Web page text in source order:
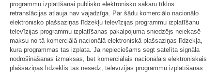
programmu izplatīšanai publisko elektronisko sakaru tīklos
retranslācijas atļauja nav vajadzīga. Par šādu komerciālo nacionālo
elektronisko plašsaziņas līdzekļu televīzijas programmu izplatīšanu
televīzijas programmu izplatīšanas pakalpojuma sniedzējs neiekasē
maksu no tā komerciālā nacionālā elektroniskā plašsaziņas līdzekļa,
kura programmas tas izplata. Ja nepieciešams segt satelīta signāla
nodrošināšanas izmaksas, bet komerciālais nacionālais elektroniskais
plašsaziņas līdzeklis tās nesedz, televīzijas programmu izplatīšanas